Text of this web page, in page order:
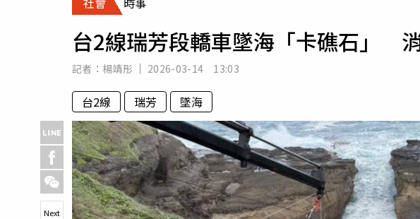
專欄
房產新勢力
台2線瑞芳段轎車墜海「卡礁石」
記者： 楊靖彤 2026-03-14 13:03
台2線 瑞芳 墜海
Next